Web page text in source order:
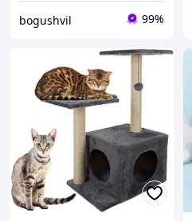
bogushvil 99%